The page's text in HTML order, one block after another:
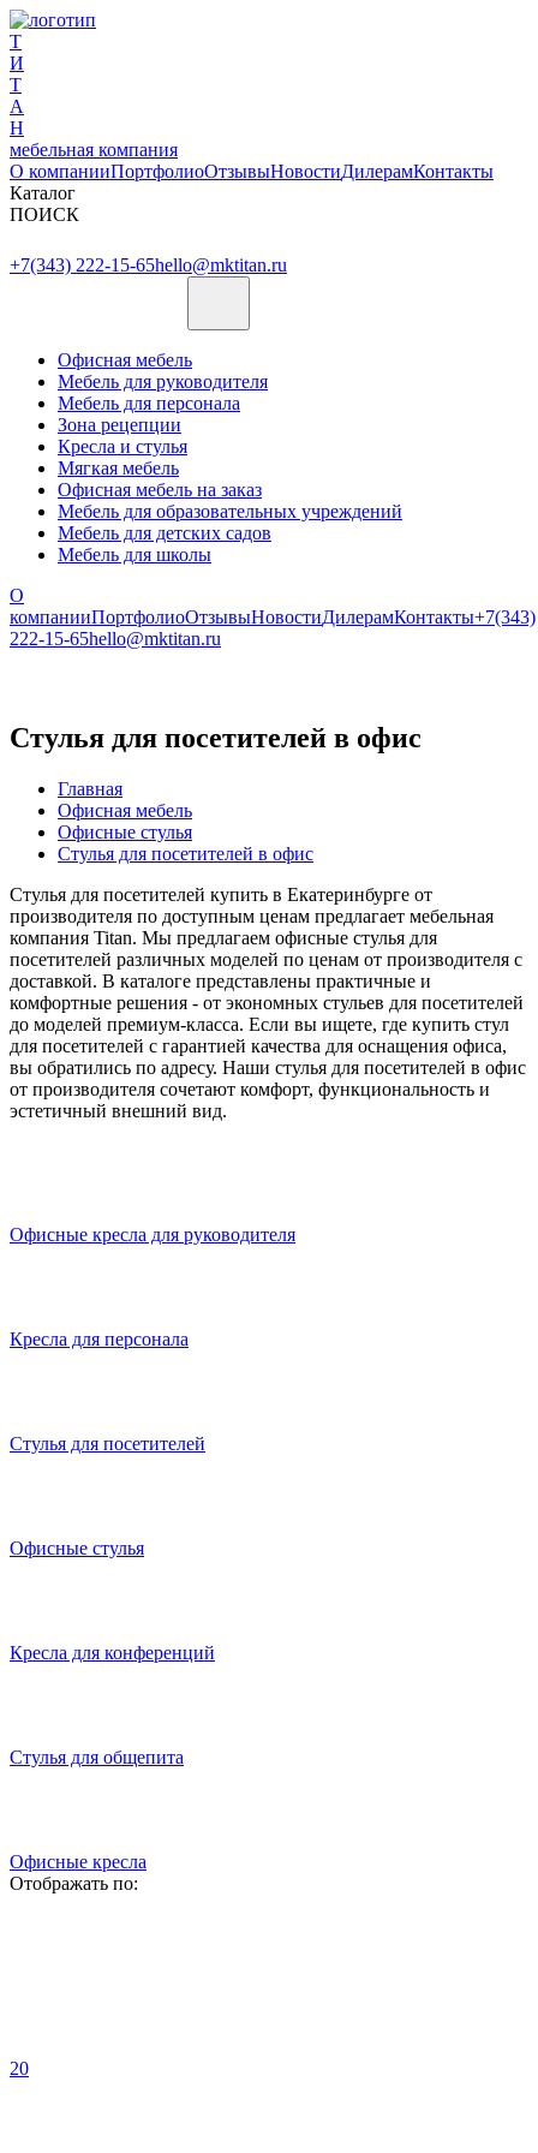
Т
И
Т
А
Н
мебельная компания
О компанииПортфолиоОтзывыНовостиДилерамКонтакты
Каталог
ПОИСК
+7(343) 222-15-65hello@mktitan.ru
Офисная мебель
Мебель для руководителя
Мебель для персонала
Зона рецепции
Кресла и стулья
Мягкая мебель
Офисная мебель на заказ
Мебель для образовательных учреждений
Мебель для детских садов
Мебель для школы
О
компанииПортфолиоОтзывыНовостиДилерамКонтакты+7(343)
222-15-65hello@mktitan.ru
Стулья для посетителей в офис
Главная
Офисная мебель
Офисные стулья
Стулья для посетителей в офис
Стулья для посетителей купить в Екатеринбурге от
производителя по доступным ценам предлагает мебельная
компания Titan. Мы предлагаем офисные стулья для
посетителей различных моделей по ценам от производителя с
доставкой. В каталоге представлены практичные и
комфортные решения - от экономных стульев для посетителей
до моделей премиум-класса. Если вы ищете, где купить стул
для посетителей с гарантией качества для оснащения офиса,
вы обратились по адресу. Наши стулья для посетителей в офис
от производителя сочетают комфорт, функциональность и
эстетичный внешний вид.
Офисные кресла для руководителя
Кресла для персонала
Стулья для посетителей
Офисные стулья
Кресла для конференций
Стулья для общепита
Офисные кресла
Отображать по:
20